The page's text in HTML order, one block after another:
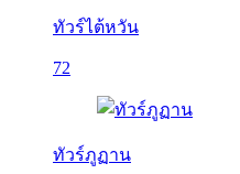
ทัวร์ไต้หวัน
72
ทัวร์ภูฏาน